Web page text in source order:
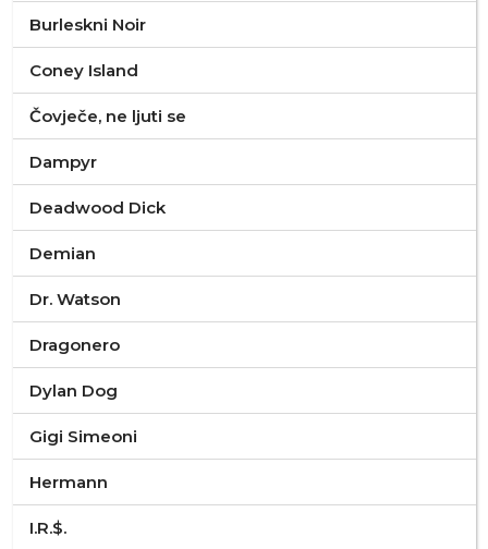
Burleskni Noir
Coney Island
Čovječe, ne ljuti se
Dampyr
Deadwood Dick
Demian
Dr. Watson
Dragonero
Dylan Dog
Gigi Simeoni
Hermann
I.R.$.